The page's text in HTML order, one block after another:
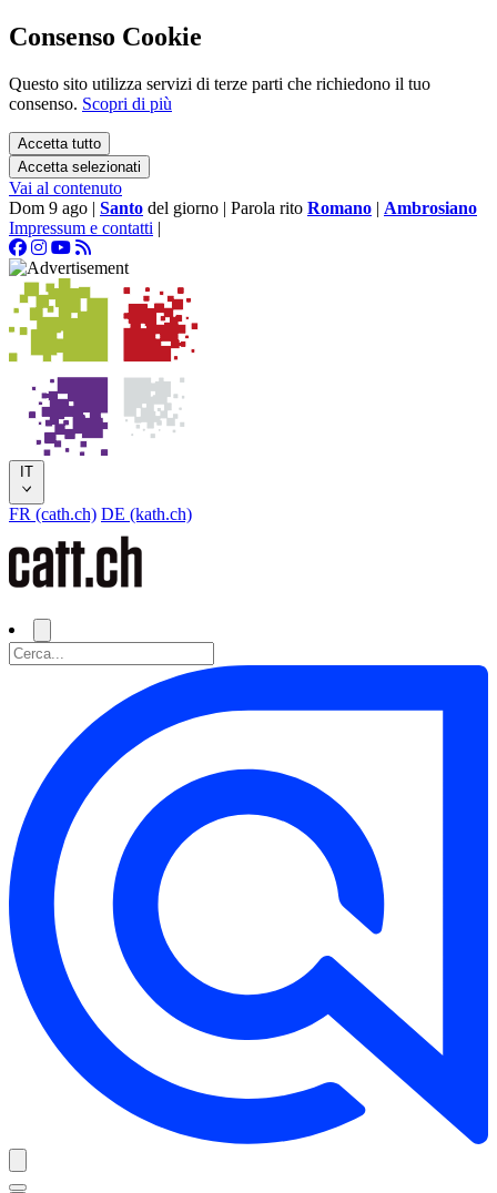
Consenso Cookie
Questo sito utilizza servizi di terze parti che richiedono il tuo
consenso. Scopri di più
Accetta tutto
Accetta selezionati
Vai al contenuto
Dom 9 ago | Santo del giorno | Parola rito Romano | Ambrosiano
Impressum e contatti |
IT
FR (cath.ch) DE (kath.ch)